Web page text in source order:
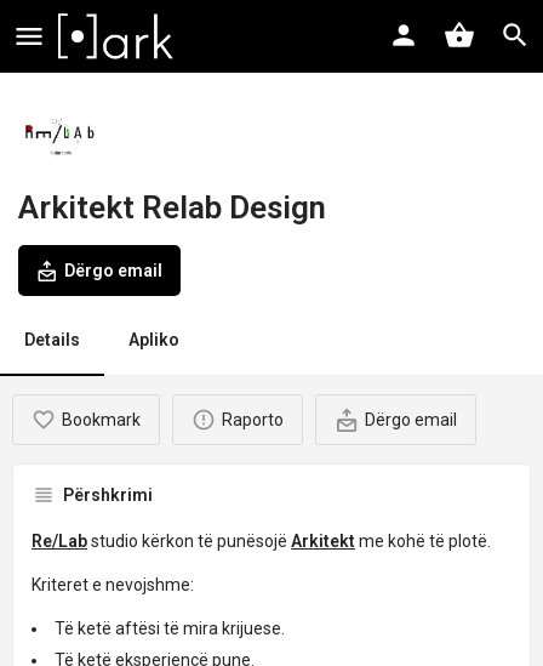
Arkitekt Relab Design
Dërgo email
Details Apliko
Bookmark Raporto Dërgo email
Përshkrimi
Re/Labstudio kërkon të punësojë Arkitektme kohë të plotë.
Kriteret e nevojshme:
Të ketë aftësi të mira krijuese.
Të ketë eksperiencë pune.